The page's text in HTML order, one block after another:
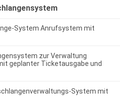
System Anrufsystem mit
zur Verwaltung
geplanter Ticketausgabe und
System mit